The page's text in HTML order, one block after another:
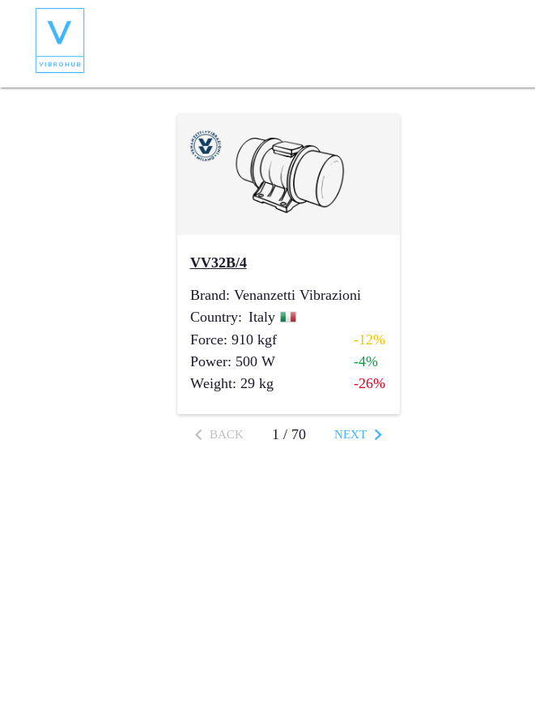
VV32B/4
Brand: Venanzetti Vibrazioni
Country: Italy
Force: 910 kgf
-12%
Power: 500 W
-4%
Weight: 29 kg -26%
BACK 1 / 70 NEXT